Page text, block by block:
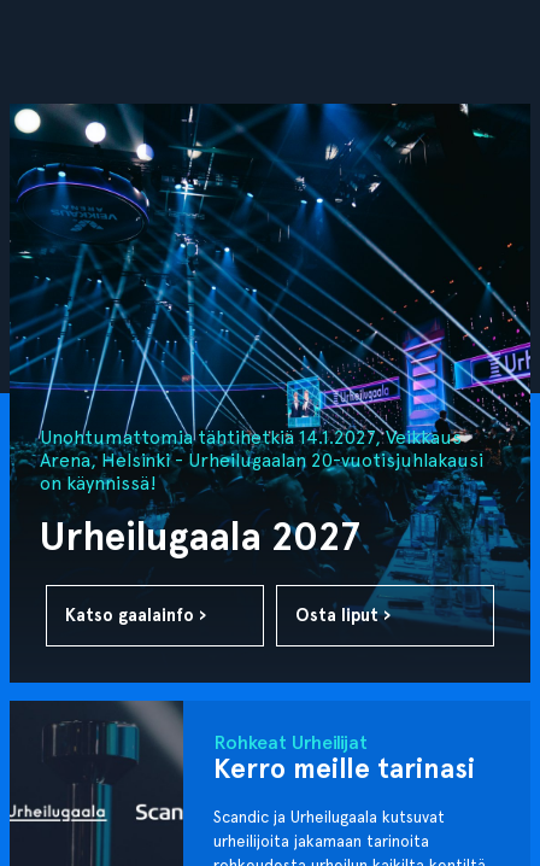
Unohtumattomia tähtihetkiä 14.1.2027, Veikkaus
Arena, Helsinki - Urheilugaalan 20-vuotisjuhlakausi
on käynnissä!
Urheilugaala 2027
Katso gaalainfo › Osta liput ›
Rohkeat Urheilijat
Kerro meille tarinasi
Scandic ja Urheilugaala kutsuvat
urheilijoita jakamaan tarinoita